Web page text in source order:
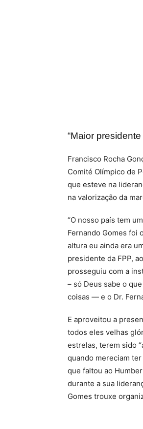
“Maior presidente
Francisco Rocha
Comité Olímpico de
que esteve na
na valorização da
“O nosso país tem
Fernando Gomes foi
altura eu ainda era
presidente da FPP,
prosseguiu com a
– só Deus sabe o
coisas — e o Dr.
E aproveitou a
todos eles velhas
estrelas, terem sido
quando mereciam
que faltou ao
durante a sua
Gomes trouxe